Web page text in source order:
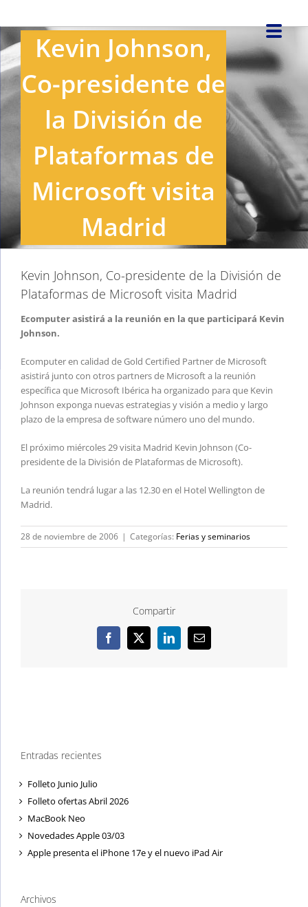
al
contenidoKevin Johnson,
Co-presidente de
la División de
Plataformas de
Microsoft visita
Madrid
Kevin Johnson, Co-presidente de la División de
Plataformas de Microsoft visita Madrid
Ecomputer asistirá a la reunión en la que participará Kevin
Johnson.
Ecomputer en calidad de Gold Certified Partner de Microsoft
asistirá junto con otros partners de Microsoft a la reunión
específica que Microsoft Ibérica ha organizado para que Kevin
Johnson exponga nuevas estrategias y visión a medio y largo
plazo de la empresa de software número uno del mundo.
El próximo miércoles 29 visita Madrid Kevin Johnson (Co-
presidente de la División de Plataformas de Microsoft).
La reunión tendrá lugar a las 12.30 en el Hotel Wellington de
Madrid.
28 de noviembre de 2006 | Categorías: Ferias y seminarios
Compartir
Facebook
X LinkedInCorreo
electrónico
Entradas recientes
Folleto Junio Julio
Folleto ofertas Abril 2026
MacBook Neo
Novedades Apple 03/03
Apple presenta el iPhone 17e y el nuevo iPad Air
Archivos